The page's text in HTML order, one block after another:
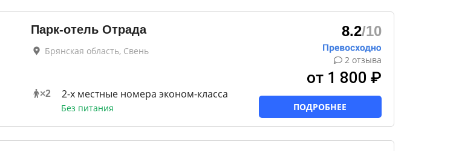
Парк-отель Отрада
Брянская область, Свень
×2 2-х местные номера эконом-класса
Без питания
8.2/10
2 отзыва
от 1 800 ₽
ПОДРОБНЕЕ